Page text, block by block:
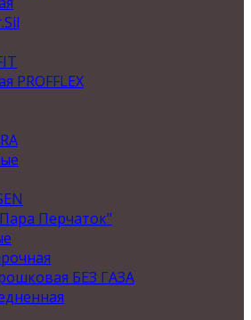
PROFFLEX
Перчаток"
БЕЗ ГАЗА